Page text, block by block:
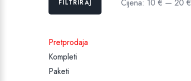
FILTRIRAJ Cijena: 10 € — 20 €
Pretprodaja
Kompleti
Paketi